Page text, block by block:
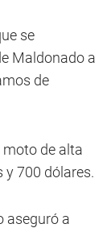
se
Maldonado a
de
de alta
y 700 dólares.
aseguró a